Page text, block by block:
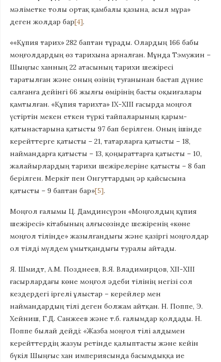
мәліметке толы ортақ қамбалы қазына, асыл мұра»
деген жолдар бар[4].
««Құпия тарих» 282 баптан тұрады. Олардың 166 бабы
моңғолдардың өз тарихына арналған. Мұнда Тэмужин –
Шыңғыс ханның 22 атасының тарихи шежіресі
таратылған және оның өзінің туғанынан бастап дүние
салғанға дейінгі 66 жылғы өмірінің басты оқыиғалары
қамтылған. «Құпия тарихта» ІХ-ХІІІ ғасырда моңғол
үстіртін мекен еткен түркі тайпаларының қарым-
қатынастарына қатысты 97 бап берілген. Оның ішінде
керейттерге қатысты – 21, татарларға қатысты – 18,
наймандарға қатысты – 13, қоңыраттарға қатысты – 10,
жалайырлардың тарихи шежірелеріне қатысты – 8 бап
берілген. Меркіт пен Онгуттардың әр қайсысына
қатысты – 9 баптан бар»[5].
Моңғол ғалымы Ц. Дамдинсүрэн «Моңғолдың құпия
шежіресі» кітабының алғысөзінде шежіренің «көне
моңғол тілінде» жазылғандығы және қазіргі моңғолдар
ол тілді мүлдем ұмытқандығы туралы айтады.
Я. Шмидт, А.М. Позднеев, В.Я. Владимир­цов, ХІІ-ХІІІ
ғасырлардағы көне моңғол әдеби тілінің негізі сол
кездердегі іргелі ұлыстар – керей­лер мен
наймандардың тілі деген болжам айтқан. Н. Поппе, Э.
Хейниш, Г.Д. Санжеев және т.б. ғалымдар қолдады. Н.
Поппе былай дейді: «Жазба моңғол тілі алдымен
керейттердің жазуы ретінде қалыптасты және кейін
бүкіл Шыңғыс хан импери­ясында басымдыққа ие